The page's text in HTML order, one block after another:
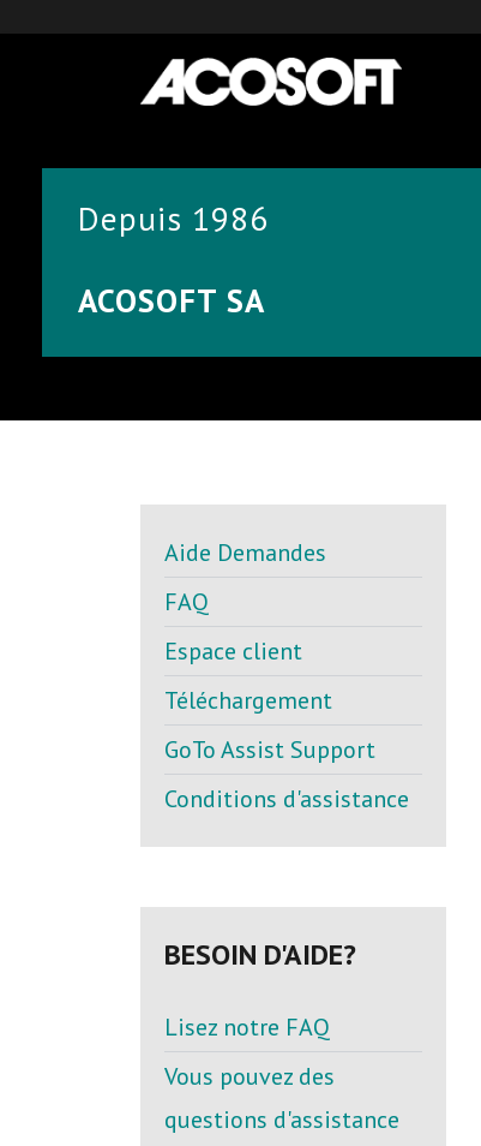
Depuis 1986
ACOSOFT SA
Aide Demandes
FAQ
Espace client
Téléchargement
GoTo Assist Support
Conditions d'assistance
BESOIN D'AIDE?
Lisez notre FAQ
Vous pouvez des
questions d'assistance